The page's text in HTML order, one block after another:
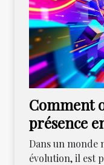
Comment
présence
stratégies
Dans un monde
évolution, il est